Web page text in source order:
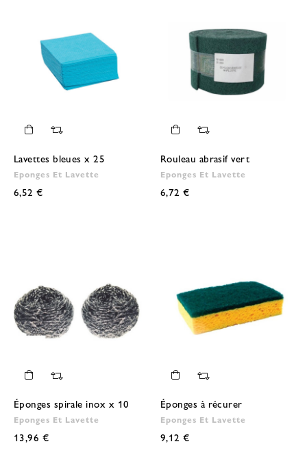
Lavettes bleues x 25
Eponges Et Lavette
6,52 €
Rouleau abrasif vert
Eponges Et Lavette
6,72 €
Éponges spirale inox x 10
Eponges Et Lavette
13,96 €
Éponges à récurer
Eponges Et Lavette
9,12 €